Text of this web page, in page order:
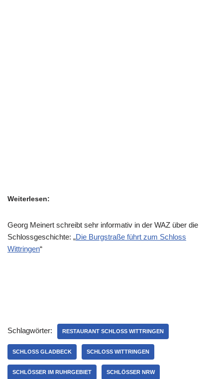
Weiterlesen:
Georg Meinert schreibt sehr informativ in der WAZ über die
Schlossgeschichte: „Die Burgstraße führt zum Schloss
Wittringen“
Schlagwörter: RESTAURANT SCHLOSS WITTRINGEN
SCHLOSS GLADBECK SCHLOSS WITTRINGEN
SCHLÖSSER IM RUHRGEBIET SCHLÖSSER NRW